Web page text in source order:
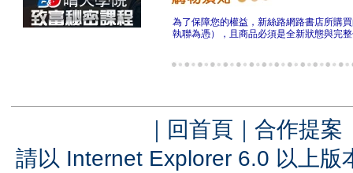
為了保障您的權益，新絲路網路書店所購
執聯為憑），且商品必須是全新狀態與完
｜ 回首頁 ｜ 合作提案
請以 Internet Explorer 6.0 以上